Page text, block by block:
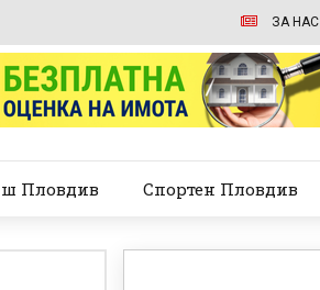
ЗА НАС
Пловдив Спортен Пловдив